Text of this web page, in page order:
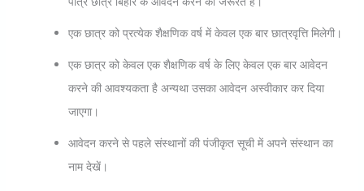
एक छात्र को प्रत्येक शैक्षणिक वर्ष में केवल एक बार छात्रवृत्ति मिलेगी।
एक छात्र को केवल एक शैक्षणिक वर्ष के लिए केवल एक बार आवेदन
करने की आवश्यकता है अन्यथा उसका आवेदन अस्वीकार कर दिया
जाएगा।
आवेदन करने से पहले संस्थानों की पंजीकृत सूची में अपने संस्थान का
नाम देखें।